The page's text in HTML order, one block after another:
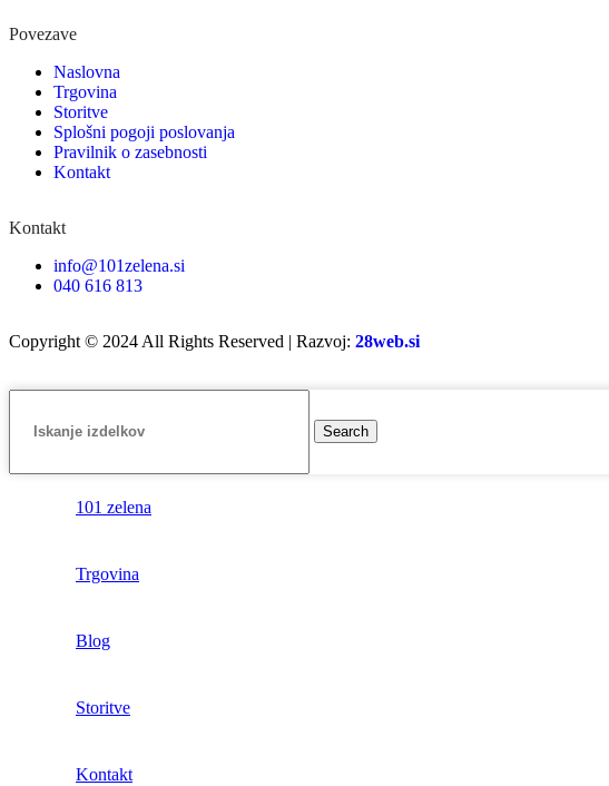
Povezave
Naslovna
Trgovina
Storitve
Splošni pogoji poslovanja
Pravilnik o zasebnosti
Kontakt
Kontakt
info@101zelena.si
040 616 813
Copyright © 2024 All Rights Reserved | Razvoj: 28web.si
Search
101 zelena
Trgovina
Blog
Storitve
Kontakt